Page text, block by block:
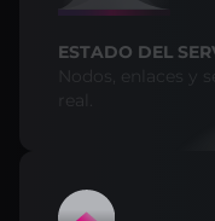
ESTADO DEL
Nodos, enlaces y